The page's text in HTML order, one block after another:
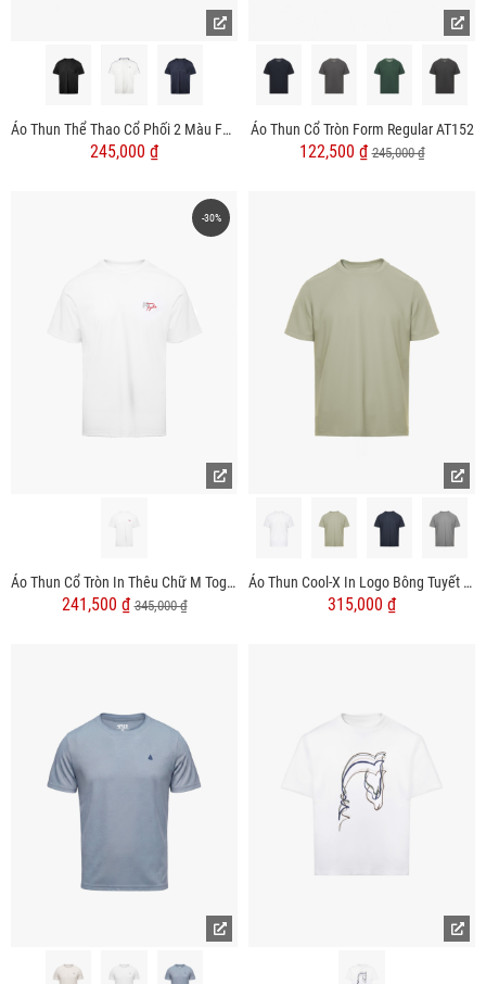
Áo Thun Thể Thao Cổ Phối 2 Màu Form Regular AT176
245,000 ₫
Áo Thun Cổ Tròn Form Regular AT152
122,500 ₫245,000 ₫
-30%
Áo Thun Cổ Tròn In Thêu Chữ M Together Form Regular AT165
241,500 ₫345,000 ₫
Áo Thun Cool-X In Logo Bông Tuyết Sau Cổ Form Regular AT189 Rêu
315,000 ₫